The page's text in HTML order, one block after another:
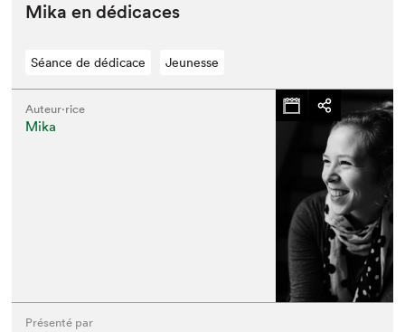
Mika en dédicaces
Séance de dédicace Jeunesse
Auteur·rice
Mika
Présenté par